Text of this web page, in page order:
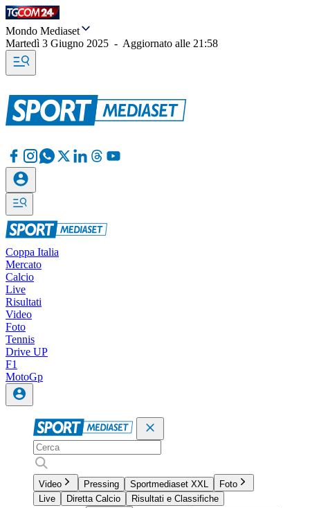
Mondo Mediaset
Martedì 3 Giugno 2025 - Aggiornato alle 21:58
Coppa Italia
Mercato
Calcio
Live
Risultati
Video
Foto
Tennis
Drive UP
F1
MotoGp
Video Pressing Sportmediaset XXL
Foto
Live
Diretta Calcio
Risultati e Classifiche